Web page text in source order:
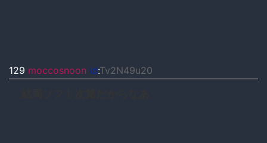
129 moccosnoon id:Tv2N49u20